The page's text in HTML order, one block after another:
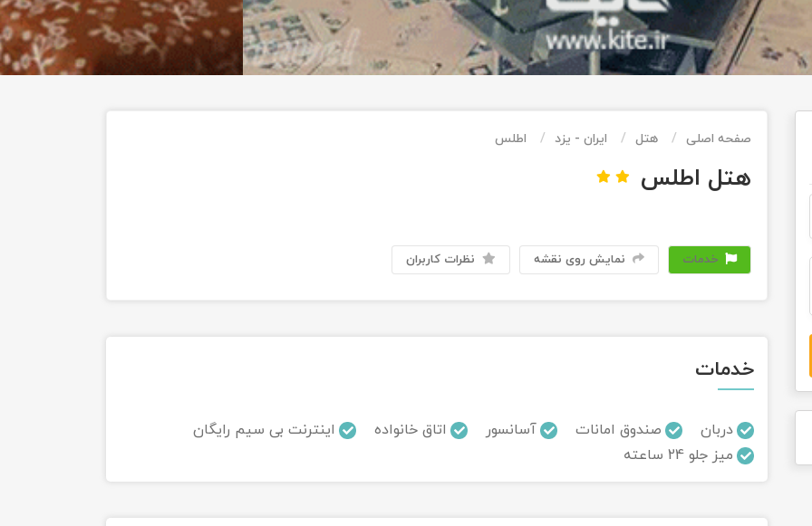
صفحه اصلی هتل ایران - یزد اطلس
هتل اطلس
خدمات نمایش روی نقشه نظرات کاربران
خدمات
دربان صندوق امانات آسانسور اتاق خانواده
اینترنت بی سیم رایگان
میز جلو 24 ساعته